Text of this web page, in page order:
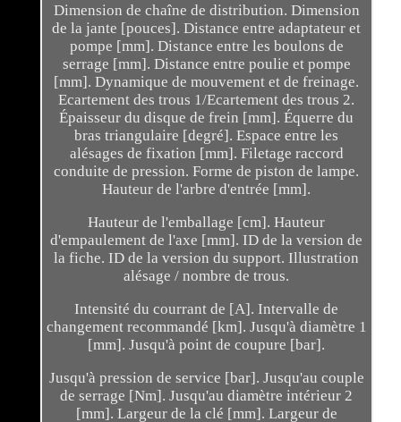
Dimension de chaîne de distribution. Dimension
de la jante [pouces]. Distance entre adaptateur et
pompe [mm]. Distance entre les boulons de
serrage [mm]. Distance entre poulie et pompe
[mm]. Dynamique de mouvement et de freinage.
Ecartement des trous 1/Ecartement des trous 2.
Épaisseur du disque de frein [mm]. Équerre du
bras triangulaire [degré]. Espace entre les
alésages de fixation [mm]. Filetage raccord
conduite de pression. Forme de piston de lampe.
Hauteur de l'arbre d'entrée [mm].
Hauteur de l'emballage [cm]. Hauteur
d'empaulement de l'axe [mm]. ID de la version de
la fiche. ID de la version du support. Illustration
alésage / nombre de trous.
Intensité du courrant de [A]. Intervalle de
changement recommandé [km]. Jusqu'à diamètre 1
[mm]. Jusqu'à point de coupure [bar].
Jusqu'à pression de service [bar]. Jusqu'au couple
de serrage [Nm]. Jusqu'au diamètre intérieur 2
[mm]. Largeur de la clé [mm]. Largeur de